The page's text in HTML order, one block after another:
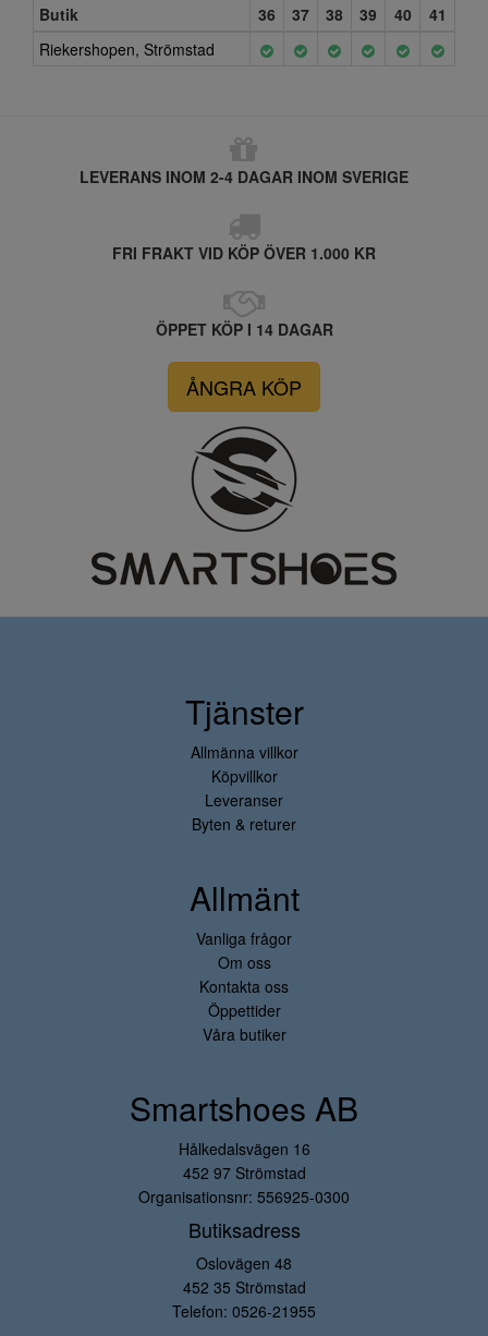
Butik
36 37 38 39 40
41
Riekershopen, Strömstad
LEVERANS INOM 2-4 DAGAR INOM SVERIGE
FRI FRAKT VID KÖP ÖVER 1.000 KR
ÖPPET KÖP I 14 DAGAR
ÅNGRA KÖP
Tjänster
Allmänna villkor
Köpvillkor
Leveranser
Byten & returer
Allmänt
Vanliga frågor
Om oss
Kontakta oss
Öppettider
Våra butiker
Smartshoes AB
Hålkedalsvägen 16
452 97 Strömstad
Organisationsnr: 556925-0300
Butiksadress
Oslovägen 48
452 35 Strömstad
Telefon: 0526-21955